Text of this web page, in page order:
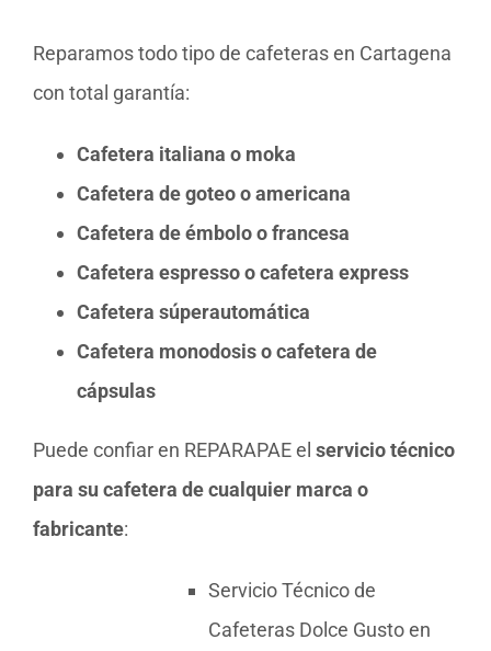
Reparamos todo tipo de cafeteras en Cartagena
con total garantía:
Cafetera italiana o moka
Cafetera de goteo o americana
Cafetera de émbolo o francesa
Cafetera espresso o cafetera express
Cafetera súperautomática
Cafetera monodosis o cafetera de
cápsulas
Puede confiar en REPARAPAE el servicio técnico
para su cafetera de cualquier marca o
fabricante:
Servicio Técnico de
Cafeteras Dolce Gusto en